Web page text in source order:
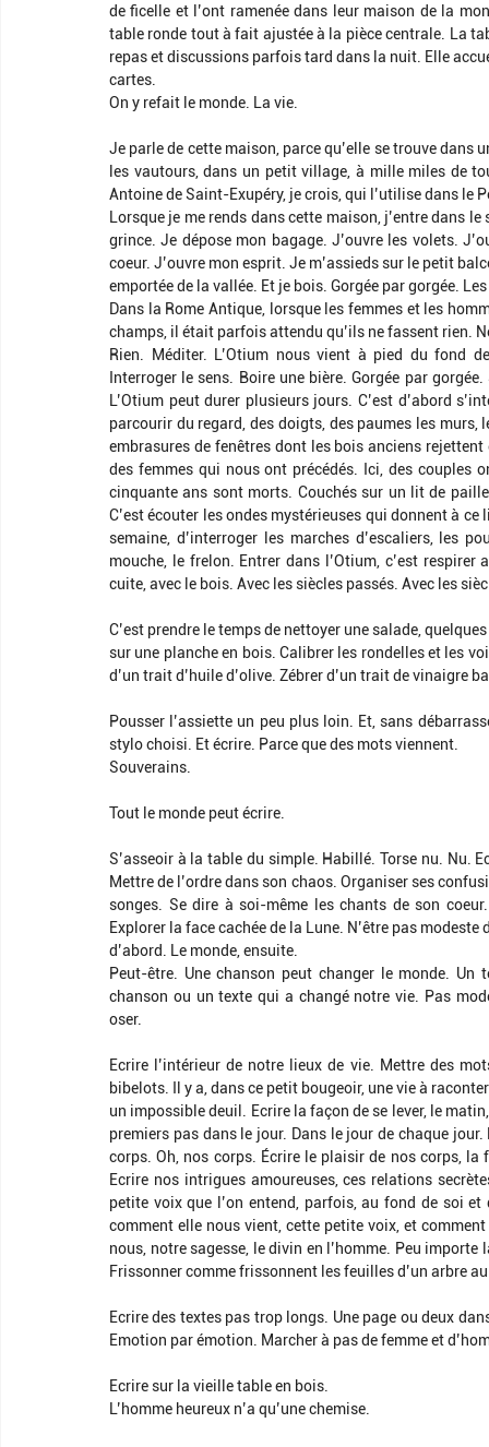
de ficelle et l’ont ramenée dans leur maison de la
table ronde tout à fait ajustée à la pièce centrale. La
repas et discussions parfois tard dans la nuit. Elle
cartes.
On y refait le monde. La vie.
Je parle de cette maison, parce qu’elle se trouve dans
les vautours, dans un petit village, à mille miles de
Antoine de Saint-Exupéry, je crois, qui l’utilise dans le
Lorsque je me rends dans cette maison, j’entre dans
grince. Je dépose mon bagage. J’ouvre les volets.
coeur. J’ouvre mon esprit. Je m’assieds sur le petit
emportée de la vallée. Et je bois. Gorgée par gorgée.
Dans la Rome Antique, lorsque les femmes et les
champs, il était parfois attendu qu’ils ne fassent rien.
Rien. Méditer. L’Otium nous vient à pied du fond
Interroger le sens. Boire une bière. Gorgée par
L’Otium peut durer plusieurs jours. C’est d’abord
parcourir du regard, des doigts, des paumes les murs,
embrasures de fenêtres dont les bois anciens
des femmes qui nous ont précédés. Ici, des couples
cinquante ans sont morts. Couchés sur un lit de
C’est écouter les ondes mystérieuses qui donnent à ce
semaine, d’interroger les marches d’escaliers, les
mouche, le frelon. Entrer dans l’Otium, c’est
cuite, avec le bois. Avec les siècles passés. Avec les
C’est prendre le temps de nettoyer une salade,
sur une planche en bois. Calibrer les rondelles et les
d’un trait d’huile d’olive. Zébrer d’un trait de vinaigre
Pousser l’assiette un peu plus loin. Et, sans
stylo choisi. Et écrire. Parce que des mots viennent.
Souverains.
Tout le monde peut écrire.
S’asseoir à la table du simple. Habillé. Torse nu. Nu.
Mettre de l’ordre dans son chaos. Organiser ses
songes. Se dire à soi-même les chants de son
Explorer la face cachée de la Lune. N’être pas
d’abord. Le monde, ensuite.
Peut-être. Une chanson peut changer le monde.
chanson ou un texte qui a changé notre vie. Pas
oser.
Ecrire l’intérieur de notre lieux de vie. Mettre des
bibelots. Il y a, dans ce petit bougeoir, une vie à
un impossible deuil. Ecrire la façon de se lever, le
premiers pas dans le jour. Dans le jour de chaque
corps. Oh, nos corps. Écrire le plaisir de nos corps,
Ecrire nos intrigues amoureuses, ces relations
petite voix que l’on entend, parfois, au fond de soi
comment elle nous vient, cette petite voix, et
nous, notre sagesse, le divin en l’homme. Peu
Frissonner comme frissonnent les feuilles d’un arbre
Ecrire des textes pas trop longs. Une page ou deux
Emotion par émotion. Marcher à pas de femme et
Ecrire sur la vieille table en bois.
L’homme heureux n’a qu’une chemise.